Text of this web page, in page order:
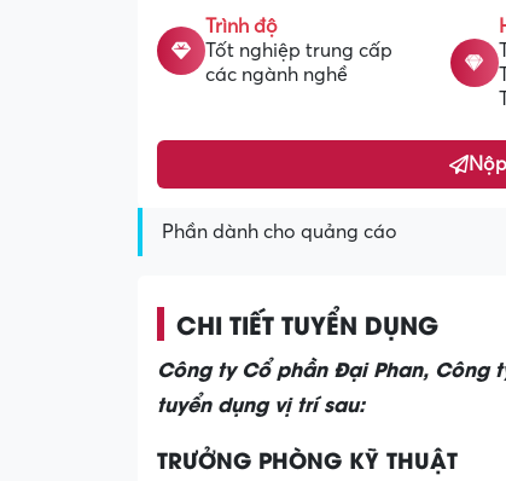
Trình độ
Tốt nghiệp trung cấp
các ngành nghề
Phần dành cho quảng cáo
CHI TIẾT TUYỂN DỤNG
Công ty Cổ phần Đại Phan, Công
tuyển dụng vị trí sau:
TRƯỞNG PHÒNG KỸ THUẬT